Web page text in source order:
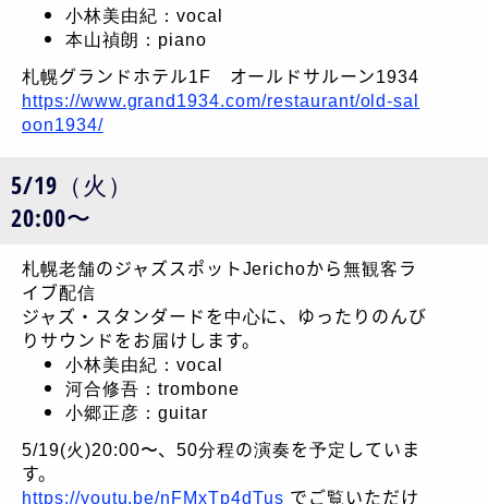
小林美由紀：vocal
本山禎朗：piano
札幌グランドホテル1F オールドサルーン1934
https://www.grand1934.com/restaurant/old-sal
oon1934/
5/19（火）
20:00〜
札幌老舗のジャズスポットJerichoから無観客ラ
イブ配信
ジャズ・スタンダードを中心に、ゆったりのんび
りサウンドをお届けします。
小林美由紀：vocal
河合修吾：trombone
小郷正彦：guitar
5/19(火)20:00〜、50分程の演奏を予定していま
す。
https://youtu.be/nFMxTp4dTus でご覧いただけ